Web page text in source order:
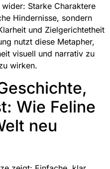
Starke Charaktere
Hindernisse, sondern
und Zielgerichtetheit
nutzt diese Metapher,
visuell und narrativ zu
wirken.
Wie Feline
neu